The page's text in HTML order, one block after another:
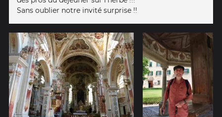
Sans oublier notre invité surprise !!